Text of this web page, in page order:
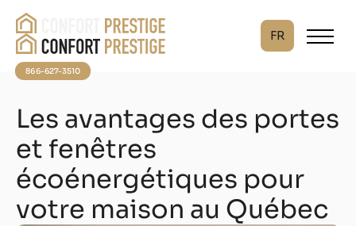
FR
866-627-3510
Les avantages des portes
et fenêtres
écoénergétiques pour
votre maison au Québec